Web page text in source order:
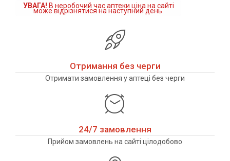
УВАГА! В неробочий час аптеки ціна на сайті
може відрізнятися на наступний день.
Отримання без черги
Отримати замовлення у аптеці без черги
24/7 замовлення
Прийом замовлень на сайті цілодобово